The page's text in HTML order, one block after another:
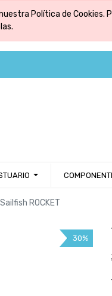
Política de
ROCKET
30%